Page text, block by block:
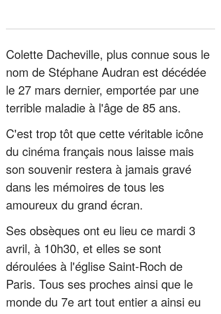
Colette Dacheville, plus connue sous le
nom de Stéphane Audran est décédée
le 27 mars dernier, emportée par une
terrible maladie à l'âge de 85 ans.
C'est trop tôt que cette véritable icône
du cinéma français nous laisse mais
son souvenir restera à jamais gravé
dans les mémoires de tous les
amoureux du grand écran.
Ses obsèques ont eu lieu ce mardi 3
avril, à 10h30, et elles se sont
déroulées à l'église Saint-Roch de
Paris. Tous ses proches ainsi que le
monde du 7e art tout entier a ainsi eu